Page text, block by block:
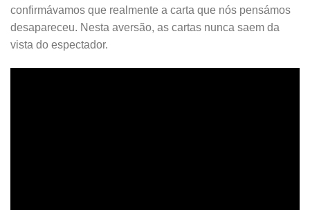
confirmávamos que realmente a carta que nós pensámos
desapareceu. Nesta aversão, as cartas nunca saem da
vista do espectador.